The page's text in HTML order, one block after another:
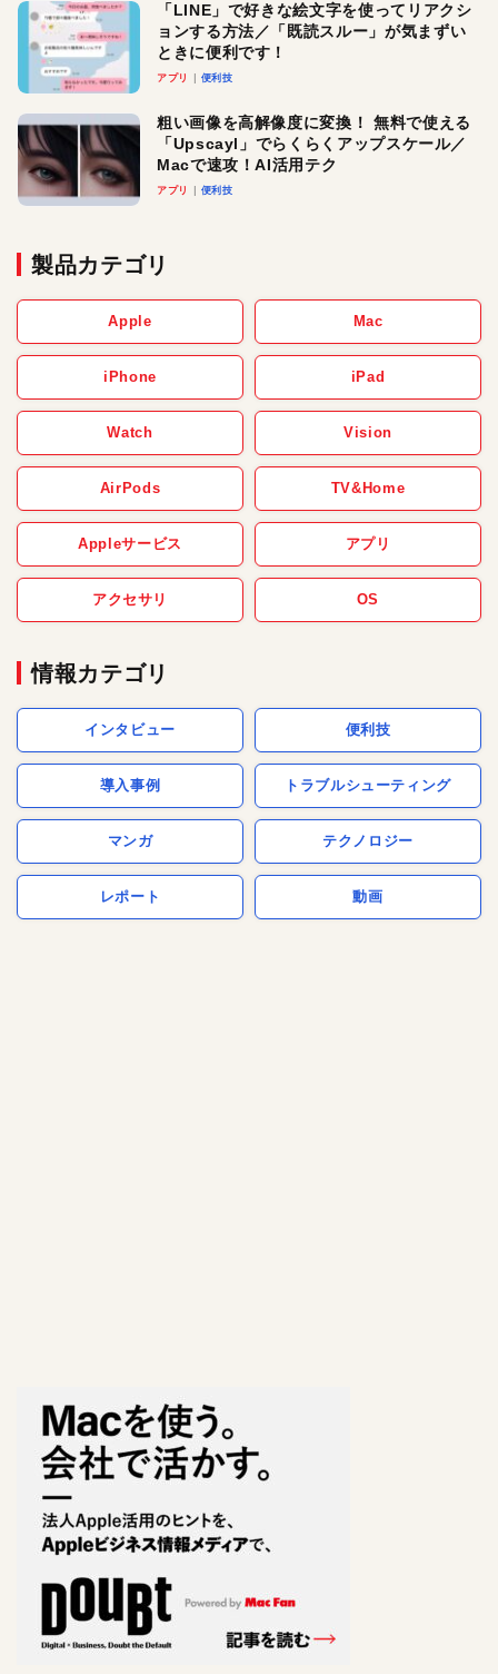
「LINE」で好きな絵文字を使ってリアクシ
ョンする方法／「既読スルー」が気まずい
ときに便利です！
アプリ 便利技
粗い画像を高解像度に変換！ 無料で使える
「Upscayl」でらくらくアップスケール／
Macで速攻！AI活用テク
アプリ 便利技
製品カテゴリ
Apple Mac
iPhone iPad
Watch Vision
AirPods TV&Home
Appleサービス アプリ
アクセサリ OS
情報カテゴリ
インタビュー 便利技
導入事例 トラブルシューティング
マンガ テクノロジー
レポート 動画